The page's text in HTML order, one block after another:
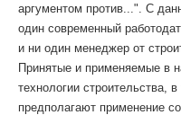
аргументом против...". С
один современный
и ни один менеджер от
Принятые и применяемые в
технологии строительства,
предполагают применение